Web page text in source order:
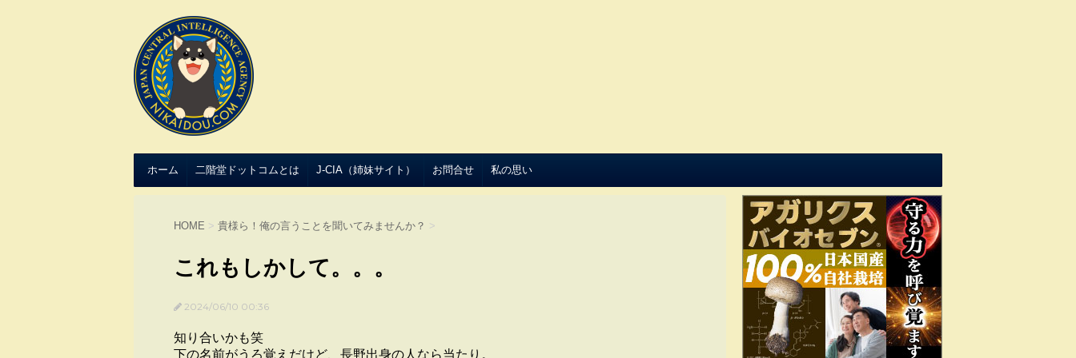
ホーム 二階堂ドットコムとは J-CIA（姉妹サイト） お問合せ 私の思い
HOME > 貴様ら！俺の言うことを聞いてみませんか？ >
これもしかして。。。
2024/06/10 00:36
知り合いかも笑
下の名前がうろ覚えだけど、長野出身の人なら当たり。